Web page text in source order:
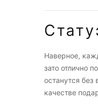
Наверное,
зато отлично
останутся
качестве